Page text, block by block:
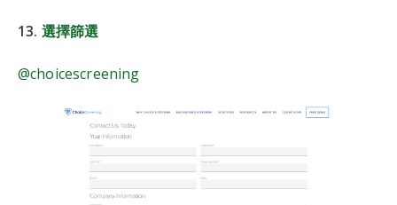
13. 選擇篩選
@choicescreening